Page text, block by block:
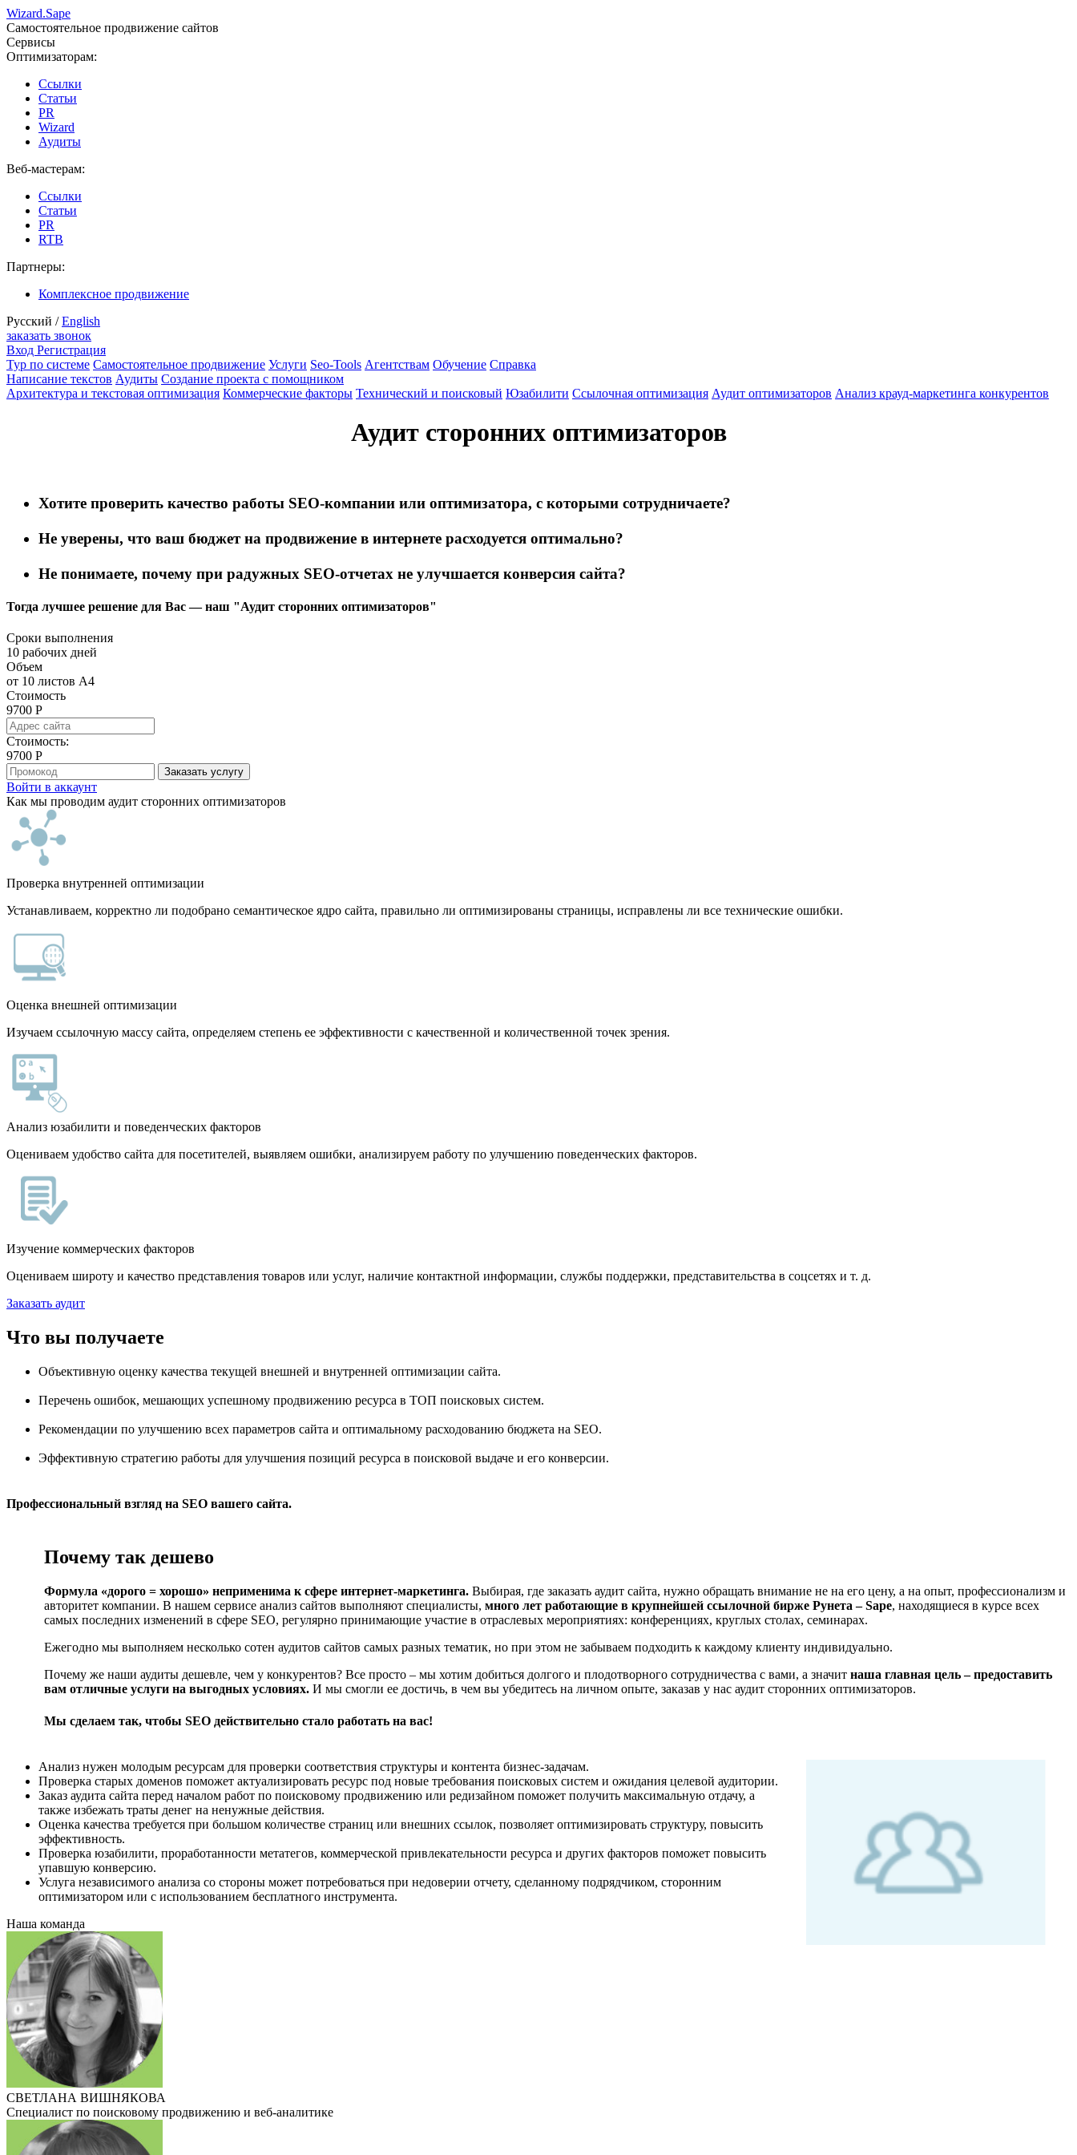
Wizard.Sape
Самостоятельное продвижение сайтов
Сервисы
Оптимизаторам:
Ссылки
Статьи
PR
Wizard
Аудиты
Веб-мастерам:
Ссылки
Статьи
PR
RTB
Партнеры:
Комплексное продвижение
Русский /English
заказать звонок
Вход Регистрация
Тур по системе Самостоятельное продвижение Услуги Seo-Tools Агентствам Обучение Справка
Написание текстов Аудиты Создание проекта с помощником
Архитектура и текстовая оптимизация Коммерческие факторы Технический и поисковый Юзабилити Ссылочная оптимизация Аудит оптимизаторов Анализ крауд-маркетинга конкурентов
Аудит сторонних оптимизаторов
Хотите проверить качество работы SEO-компании или оптимизатора, с которыми сотрудничаете?
Не уверены, что ваш бюджет на продвижение в интернете расходуется оптимально?
Не понимаете, почему при радужных SEO-отчетах не улучшается конверсия сайта?
Тогда лучшее решение для Вас — наш "Аудит сторонних оптимизаторов"
Сроки выполнения
10 рабочих дней
Объем
от 10 листов А4
Стоимость
9700 Р
Cтоимость:
9700 Р
Заказать услугу
Войти в аккаунт
Как мы проводим аудит сторонних оптимизаторов
Проверка внутренней оптимизации
Устанавливаем, корректно ли подобрано семантическое ядро сайта, правильно ли оптимизированы страницы, исправлены ли все технические ошибки.
Оценка внешней оптимизации
Изучаем ссылочную массу сайта, определяем степень ее эффективности с качественной и количественной точек зрения.
Анализ юзабилити и поведенческих факторов
Оцениваем удобство сайта для посетителей, выявляем ошибки, анализируем работу по улучшению поведенческих факторов.
Изучение коммерческих факторов
Оцениваем широту и качество представления товаров или услуг, наличие контактной информации, службы поддержки, представительства в соцсетях и т. д.
Заказать аудит
Что вы получаете
Объективную оценку качества текущей внешней и внутренней оптимизации сайта.
Перечень ошибок, мешающих успешному продвижению ресурса в ТОП поисковых систем.
Рекомендации по улучшению всех параметров сайта и оптимальному расходованию бюджета на SEO.
Эффективную стратегию работы для улучшения позиций ресурса в поисковой выдаче и его конверсии.
Профессиональный взгляд на SEO вашего сайта.
Почему так дешево
Формула «дорого = хорошо» неприменима к сфере интернет-маркетинга. Выбирая, где заказать аудит сайта, нужно обращать внимание не на его цену, а на опыт, профессионализм и
авторитет компании. В нашем сервисе анализ сайтов выполняют специалисты, много лет работающие в крупнейшей ссылочной бирже Рунета – Sape, находящиеся в курсе всех
самых последних изменений в сфере SEO, регулярно принимающие участие в отраслевых мероприятиях: конференциях, круглых столах, семинарах.
Ежегодно мы выполняем несколько сотен аудитов сайтов самых разных тематик, но при этом не забываем подходить к каждому клиенту индивидуально.
Почему же наши аудиты дешевле, чем у конкурентов? Все просто – мы хотим добиться долгого и плодотворного сотрудничества с вами, а значит наша главная цель – предоставить
вам отличные услуги на выгодных условиях. И мы смогли ее достичь, в чем вы убедитесь на личном опыте, заказав у нас аудит сторонних оптимизаторов.
Мы сделаем так, чтобы SEO действительно стало работать на вас!
Анализ нужен молодым ресурсам для проверки соответствия структуры и контента бизнес-задачам.
Проверка старых доменов поможет актуализировать ресурс под новые требования поисковых систем и ожидания целевой аудитории.
Заказ аудита сайта перед началом работ по поисковому продвижению или редизайном поможет получить максимальную отдачу, а
также избежать траты денег на ненужные действия.
Оценка качества требуется при большом количестве страниц или внешних ссылок, позволяет оптимизировать структуру, повысить
эффективность.
Проверка юзабилити, проработанности метатегов, коммерческой привлекательности ресурса и других факторов поможет повысить
упавшую конверсию.
Услуга независимого анализа со стороны может потребоваться при недоверии отчету, сделанному подрядчиком, сторонним
оптимизатором или с использованием бесплатного инструмента.
Наша команда
СВЕТЛАНА ВИШНЯКОВА
Специалист по поисковому продвижению и веб-аналитике